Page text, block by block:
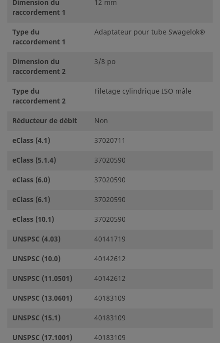
Dimension du
raccordement 1
12 mm
Type du
raccordement 1
Adaptateur pour tube Swagelok®
Dimension du
raccordement 2
3/8 po
Type du
raccordement 2
Filetage cylindrique ISO mâle
Réducteur de débit
Non
eClass (4.1)
37020711
eClass (5.1.4)
37020590
eClass (6.0)
37020590
eClass (6.1)
37020590
eClass (10.1)
37020590
UNSPSC (4.03)
40141719
UNSPSC (10.0)
40142612
UNSPSC (11.0501)
40142612
UNSPSC (13.0601)
40183109
UNSPSC (15.1)
40183109
UNSPSC (17.1001)
40183109